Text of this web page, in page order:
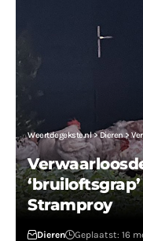
Weertdegekste.nl>Dieren>
Stramproy
Dieren Geplaatst: 16